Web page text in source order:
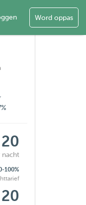
Word oppas
nacht
100%